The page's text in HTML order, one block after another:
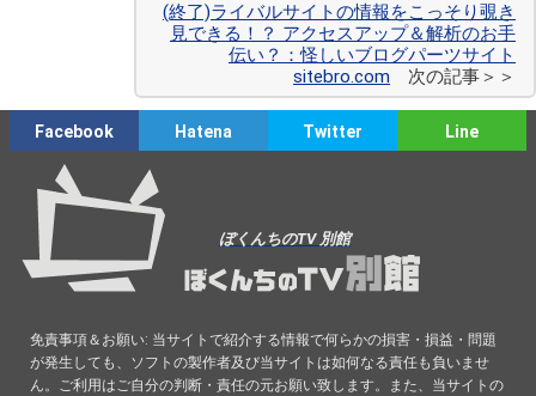
(終了)ライバルサイトの情報をこっそり覗き
見できる！？ アクセスアップ＆解析のお手
伝い？：怪しいブログパーツサイト
sitebro.com 次の記事＞＞
Facebook Hatena Twitter Line
ぼくんちのTV 別館
免責事項＆お願い: 当サイトで紹介する情報で何らかの損害・損益・問題
が発生しても、ソフトの製作者及び当サイトは如何なる責任も負いませ
ん。ご利用はご自分の判断・責任の元お願い致します。また、当サイトの